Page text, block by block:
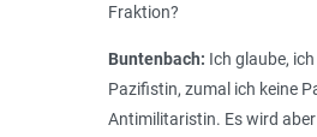
Fraktion?
Buntenbach: Ich glaube,
Pazifistin, zumal ich keine
Antimilitaristin. Es wird